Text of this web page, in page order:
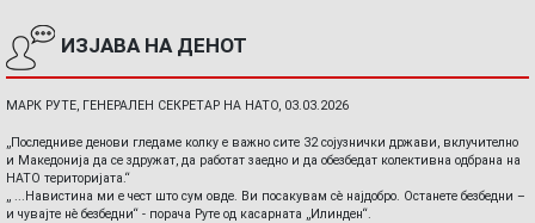
ИЗЈАВА НА ДЕНОТ
МАРК РУТЕ, ГЕНЕРАЛЕН СЕКРЕТАР НА НАТО, 03.03.2026
„Последниве денови гледаме колку е важно сите 32 сојузнички држави, вклучително
и Македонија да се здружат, да работат заедно и да обезбедат колективна одбрана на
НАТО територијата.“
„ ...Навистина ми е чест што сум овде. Ви посакувам сè најдобро. Останете безбедни –
и чувајте нè безбедни“ - порача Руте од касарната „Илинден“.